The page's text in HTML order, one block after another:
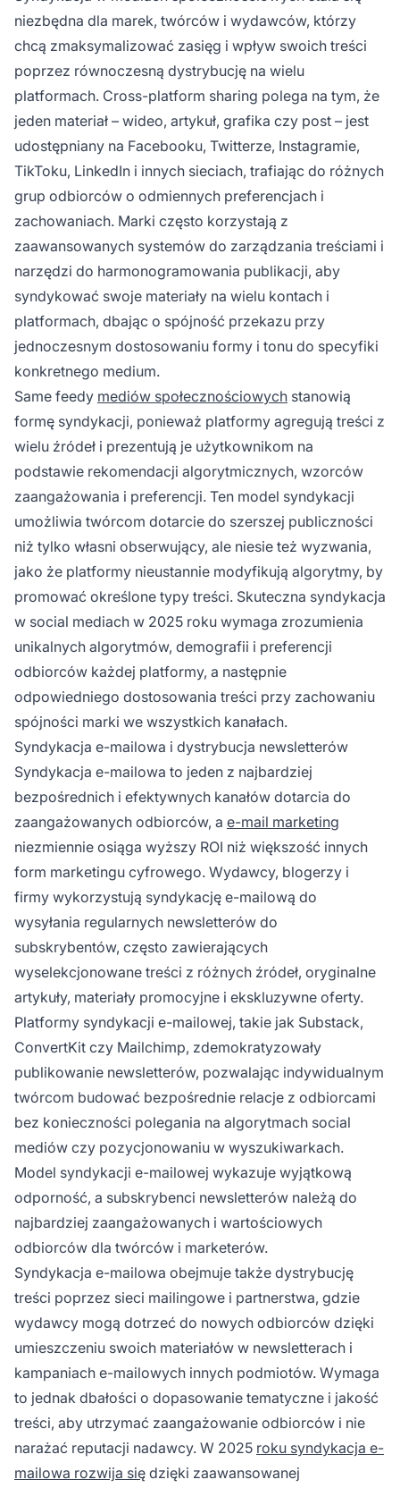
niezbędna dla marek, twórców i wydawców, którzy
chcą zmaksymalizować zasięg i wpływ swoich treści
poprzez równoczesną dystrybucję na wielu
platformach. Cross-platform sharing polega na tym, że
jeden materiał – wideo, artykuł, grafika czy post – jest
udostępniany na Facebooku, Twitterze, Instagramie,
TikToku, LinkedIn i innych sieciach, trafiając do różnych
grup odbiorców o odmiennych preferencjach i
zachowaniach. Marki często korzystają z
zaawansowanych systemów do zarządzania treściami i
narzędzi do harmonogramowania publikacji, aby
syndykować swoje materiały na wielu kontach i
platformach, dbając o spójność przekazu przy
jednoczesnym dostosowaniu formy i tonu do specyfiki
konkretnego medium.
Same feedy mediów społecznościowych stanowią
formę syndykacji, ponieważ platformy agregują treści z
wielu źródeł i prezentują je użytkownikom na
podstawie rekomendacji algorytmicznych, wzorców
zaangażowania i preferencji. Ten model syndykacji
umożliwia twórcom dotarcie do szerszej publiczności
niż tylko własni obserwujący, ale niesie też wyzwania,
jako że platformy nieustannie modyfikują algorytmy, by
promować określone typy treści. Skuteczna syndykacja
w social mediach w 2025 roku wymaga zrozumienia
unikalnych algorytmów, demografii i preferencji
odbiorców każdej platformy, a następnie
odpowiedniego dostosowania treści przy zachowaniu
spójności marki we wszystkich kanałach.
Syndykacja e-mailowa i dystrybucja newsletterów
Syndykacja e-mailowa to jeden z najbardziej
bezpośrednich i efektywnych kanałów dotarcia do
zaangażowanych odbiorców, a e-mail marketing
niezmiennie osiąga wyższy ROI niż większość innych
form marketingu cyfrowego. Wydawcy, blogerzy i
firmy wykorzystują syndykację e-mailową do
wysyłania regularnych newsletterów do
subskrybentów, często zawierających
wyselekcjonowane treści z różnych źródeł, oryginalne
artykuły, materiały promocyjne i ekskluzywne oferty.
Platformy syndykacji e-mailowej, takie jak Substack,
ConvertKit czy Mailchimp, zdemokratyzowały
publikowanie newsletterów, pozwalając indywidualnym
twórcom budować bezpośrednie relacje z odbiorcami
bez konieczności polegania na algorytmach social
mediów czy pozycjonowaniu w wyszukiwarkach.
Model syndykacji e-mailowej wykazuje wyjątkową
odporność, a subskrybenci newsletterów należą do
najbardziej zaangażowanych i wartościowych
odbiorców dla twórców i marketerów.
Syndykacja e-mailowa obejmuje także dystrybucję
treści poprzez sieci mailingowe i partnerstwa, gdzie
wydawcy mogą dotrzeć do nowych odbiorców dzięki
umieszczeniu swoich materiałów w newsletterach i
kampaniach e-mailowych innych podmiotów. Wymaga
to jednak dbałości o dopasowanie tematyczne i jakość
treści, aby utrzymać zaangażowanie odbiorców i nie
narażać reputacji nadawcy. W 2025 roku syndykacja e-
mailowa rozwija się dzięki zaawansowanej